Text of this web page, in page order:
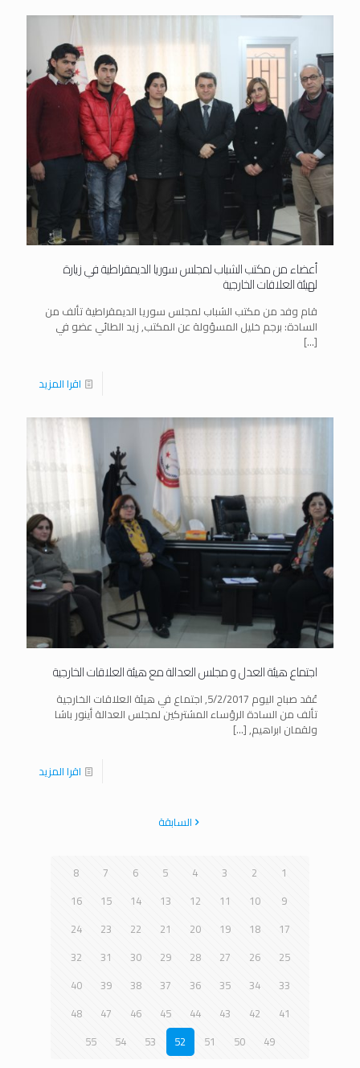
أعضاء من مكتب الشباب لمجلس سوريا الديمقراطية في زيارة
لهيئة العلاقات الخارجية
قام وفد من مكتب الشباب لمجلس سوريا الديمقراطية تألف من
السادة: برجم خليل المسؤولة عن المكتب, زيد الطائي عضو في
[…]
اقرا المزيد
اجتماع هيئة العدل و مجلس العدالة مع هيئة العلاقات الخارجية
عُقد صباح اليوم 5/2/2017, اجتماع في هيئة العلاقات الخارجية
تألف من السادة الرؤساء المشتركين لمجلس العدالة أينور باشا
ولقمان ابراهيم,[…]
اقرا المزيد
السابقة
1
2
3
4
5
6
7
8
9
10
11
12
13
14
15
16
17
18
19
20
21
22
23
24
25
26
27
28
29
30
31
32
33
34
35
36
37
38
39
40
41
42
43
44
45
46
47
48
49
50
51
52
53
54
55